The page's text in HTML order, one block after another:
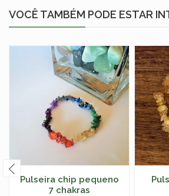
VOCÊ TAMBÉM PODE ESTAR
Pulseira chip pequeno
7 chakras